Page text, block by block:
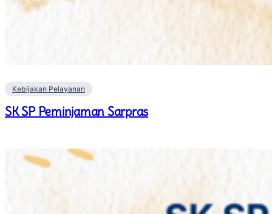
Kebijakan Pelayanan
SK SP Peminjaman Sarpras